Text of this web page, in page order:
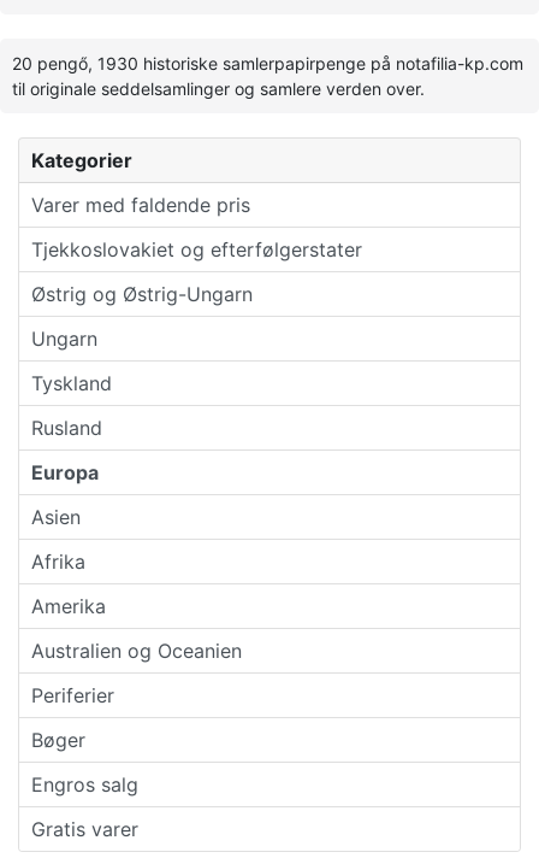
Kategorier
Varer med faldende pris
Tjekkoslovakiet og efterfølgerstater
Østrig og Østrig-Ungarn
Ungarn
Tyskland
Rusland
Europa
Asien
Afrika
Amerika
Australien og Oceanien
Periferier
Bøger
Engros salg
Gratis varer
20 pengő, 1930 historiske samlerpapirpenge på notafilia-kp.com
til originale seddelsamlinger og samlere verden over.